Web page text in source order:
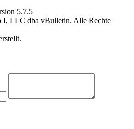
5.7.5
LLC dba vBulletin. Alle Rechte